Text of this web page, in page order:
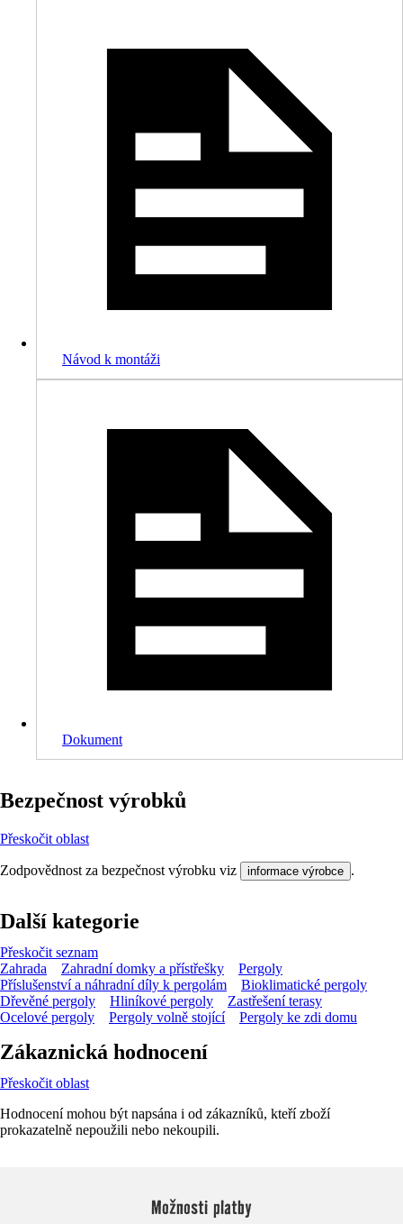
Návod k montáži
Dokument
Bezpečnost výrobků
Přeskočit oblast
Zodpovědnost za bezpečnost výrobku viz informace výrobce .
Další kategorie
Přeskočit seznam
Zahrada
Zahradní domky a přístřešky
Pergoly
Příslušenství a náhradní díly k pergolám
Bioklimatické pergoly
Dřevěné pergoly
Hliníkové pergoly
Zastřešení terasy
Ocelové pergoly
Pergoly volně stojící Pergoly ke zdi domu
Zákaznická hodnocení
Přeskočit oblast
Hodnocení mohou být napsána i od zákazníků, kteří zboží
prokazatelně nepoužili nebo nekoupili.
Možnosti platby